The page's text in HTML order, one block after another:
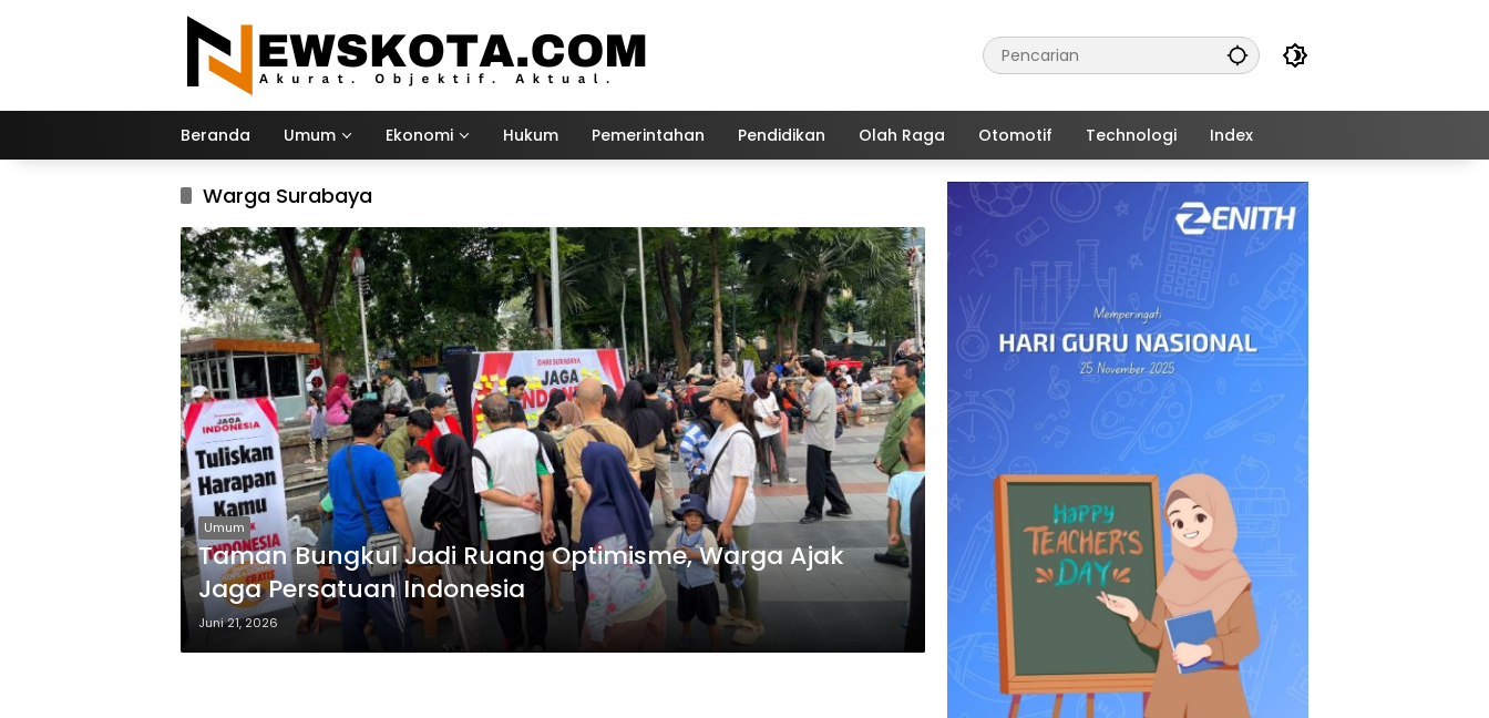
Beranda Umum Ekonomi Hukum Pemerintahan Pendidikan Olah Raga Otomotif Technologi Index
Warga Surabaya
Umum
Taman Bungkul Jadi Ruang Optimisme, Warga Ajak
Jaga Persatuan Indonesia
Juni 21, 2026